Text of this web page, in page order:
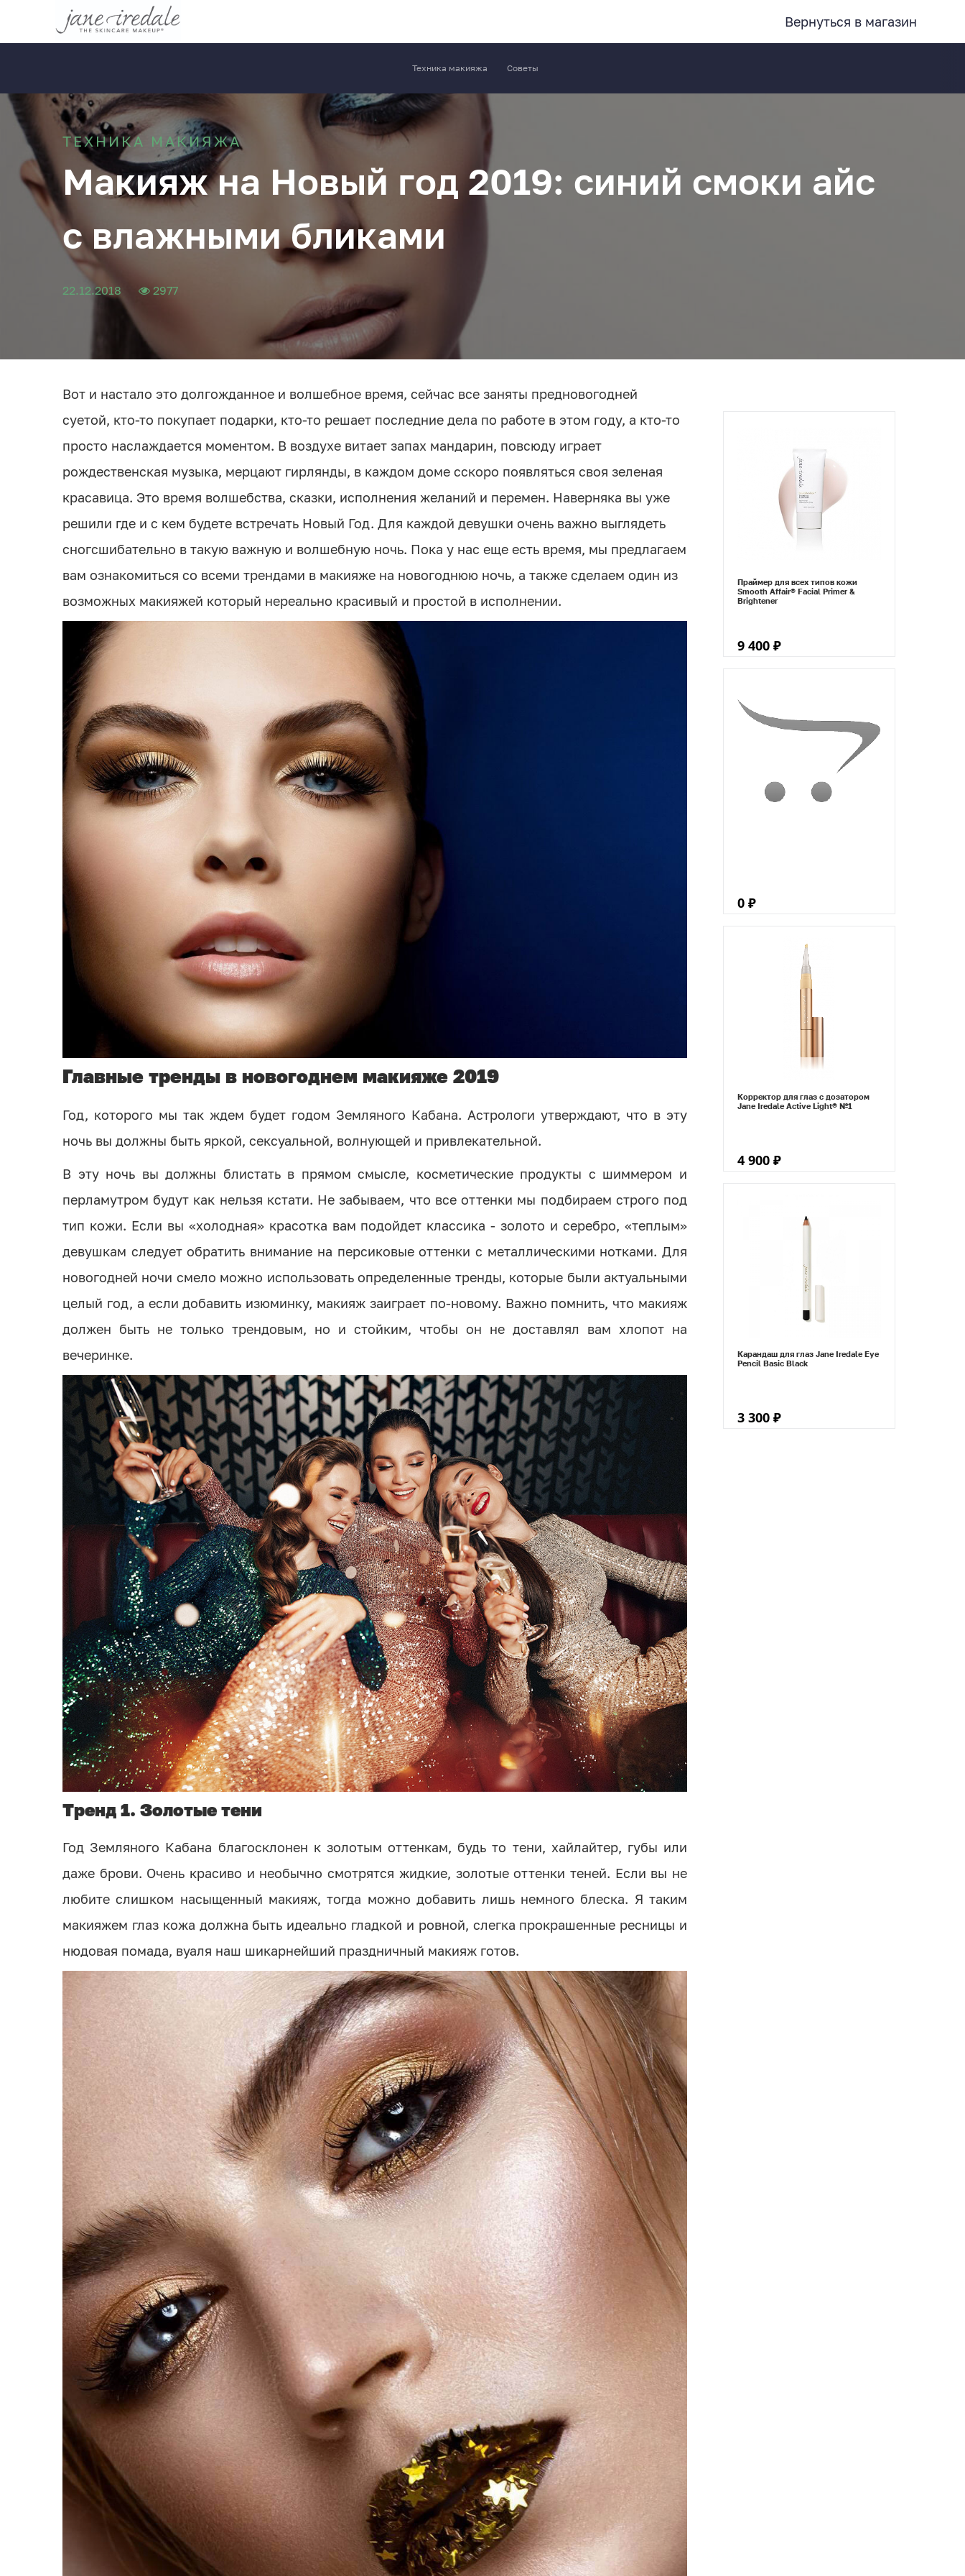
Вернуться в магазин
Техника макияжа Советы
ТЕХНИКА МАКИЯЖА
Макияж на Новый год 2019: синий смоки айс
с влажными бликами
22.12.2018 2977
Вот и настало это долгожданное и волшебное время, сейчас все заняты предновогодней
суетой, кто-то покупает подарки, кто-то решает последние дела по работе в этом году, а кто-то
просто наслаждается моментом. В воздухе витает запах мандарин, повсюду играет
рождественская музыка, мерцают гирлянды, в каждом доме cскоро появляться своя зеленая
красавица. Это время волшебства, сказки, исполнения желаний и перемен. Наверняка вы уже
решили где и с кем будете встречать Новый Год. Для каждой девушки очень важно выглядеть
сногсшибательно в такую важную и волшебную ночь. Пока у нас еще есть время, мы предлагаем
вам ознакомиться со всеми трендами в макияже на новогоднюю ночь, а также сделаем один из
возможных макияжей который нереально красивый и простой в исполнении.
Главные тренды в новогоднем макияже 2019
Год, которого мы так ждем будет годом Земляного Кабана. Астрологи утверждают, что в эту
ночь вы должны быть яркой, сексуальной, волнующей и привлекательной.
В эту ночь вы должны блистать в прямом смысле, косметические продукты с шиммером и
перламутром будут как нельзя кстати. Не забываем, что все оттенки мы подбираем строго под
тип кожи. Если вы «холодная» красотка вам подойдет классика - золото и серебро, «теплым»
девушкам следует обратить внимание на персиковые оттенки с металлическими нотками. Для
новогодней ночи смело можно использовать определенные тренды, которые были актуальными
целый год, а если добавить изюминку, макияж заиграет по-новому. Важно помнить, что макияж
должен быть не только трендовым, но и стойким, чтобы он не доставлял вам хлопот на
вечеринке.
Тренд 1. Золотые тени
Год Земляного Кабана благосклонен к золотым оттенкам, будь то тени, хайлайтер, губы или
даже брови. Очень красиво и необычно смотрятся жидкие, золотые оттенки теней. Если вы не
любите слишком насыщенный макияж, тогда можно добавить лишь немного блеска. Я таким
макияжем глаз кожа должна быть идеально гладкой и ровной, слегка прокрашенные ресницы и
нюдовая помада, вуаля наш шикарнейший праздничный макияж готов.
Праймер для всех типов кожи
Smooth Affair® Facial Primer &
Brightener
9 400 ₽
0 ₽
Корректор для глаз с дозатором
Jane Iredale Active Light® №1
4 900 ₽
Карандаш для глаз Jane Iredale Eye
Pencil Basic Black
3 300 ₽